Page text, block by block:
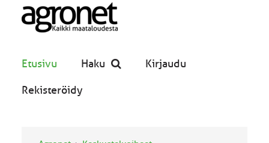
Etusivu Haku Kirjaudu
Rekisteröidy